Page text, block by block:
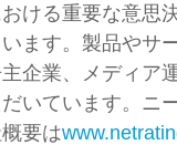
ける重要な意思
ます。製品やサ
企業、メディア
いています。ニ
要は